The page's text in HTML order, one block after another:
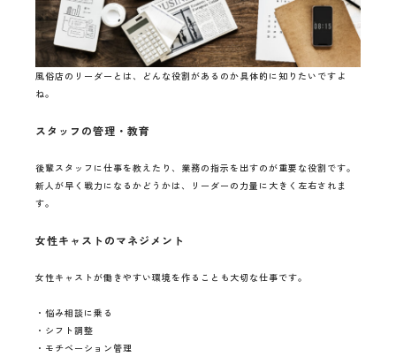
風俗店のリーダーとは、どんな役割があるのか具体的に知りたいですよ
ね。
スタッフの管理・教育
後輩スタッフに仕事を教えたり、業務の指示を出すのが重要な役割です。
新人が早く戦力になるかどうかは、リーダーの力量に大きく左右されま
す。
女性キャストのマネジメント
女性キャストが働きやすい環境を作ることも大切な仕事です。
・悩み相談に乗る
・シフト調整
・モチベーション管理